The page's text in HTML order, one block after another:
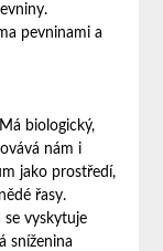
pevninami a
biologický,
nám i
jako prostředí,
řasy.
vyskytuje
sníženina